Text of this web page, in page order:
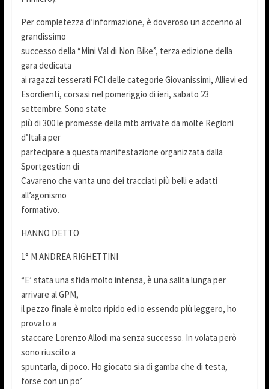
Per completezza d’informazione, è doveroso un accenno al
grandissimo
successo della “Mini Val di Non Bike”, terza edizione della
gara dedicata
ai ragazzi tesserati FCI delle categorie Giovanissimi, Allievi ed
Esordienti, corsasi nel pomeriggio di ieri, sabato 23
settembre. Sono state
più di 300 le promesse della mtb arrivate da molte Regioni
d’Italia per
partecipare a questa manifestazione organizzata dalla
Sportgestion di
Cavareno che vanta uno dei tracciati più belli e adatti
all’agonismo
formativo.
HANNO DETTO
1° M ANDREA RIGHETTINI
“E’ stata una sfida molto intensa, è una salita lunga per
arrivare al GPM,
il pezzo finale è molto ripido ed io essendo più leggero, ho
provato a
staccare Lorenzo Allodi ma senza successo. In volata però
sono riuscito a
spuntarla, di poco. Ho giocato sia di gamba che di testa,
forse con un po’